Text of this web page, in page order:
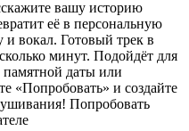
вашу историю
её в персональную
вокал. Готовый трек в
минут. Подойдёт для
памятной даты или
«Попробовать» и создайте
Попробовать